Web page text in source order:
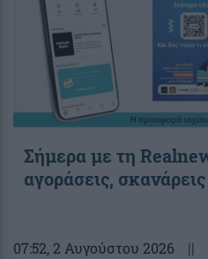
Σήμερα με τη
αγοράσεις, σκανάρεις
07:52, 2 Αυγούστου 2026 ||